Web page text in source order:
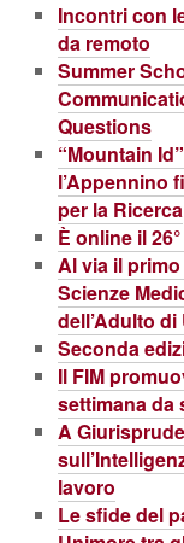
Incontri con
da remoto
Summer
Questions
“Mountain
l’Appennino
per la Ricerca
È online il
Al via il
Scienze
dell’Adulto
Seconda
Il FIM
settimana da
A
lavoro
Le sfide del